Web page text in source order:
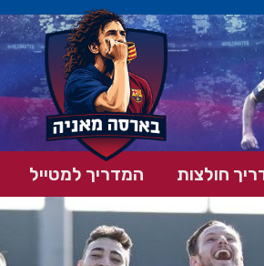
חולצות המדריך למטייל